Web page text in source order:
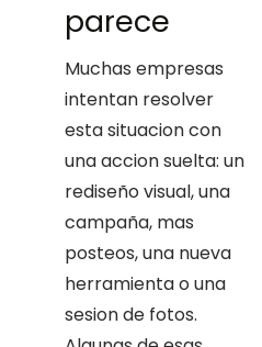
parece
Muchas empresas
intentan resolver
esta situacion con
una accion suelta: un
rediseño visual, una
campaña, mas
posteos, una nueva
herramienta o una
sesion de fotos.